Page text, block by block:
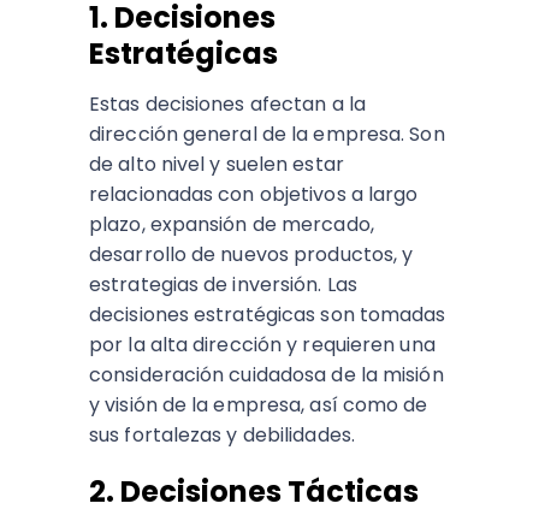
1. Decisiones
Estratégicas
Estas decisiones afectan a la
dirección general de la empresa. Son
de alto nivel y suelen estar
relacionadas con objetivos a largo
plazo, expansión de mercado,
desarrollo de nuevos productos, y
estrategias de inversión. Las
decisiones estratégicas son tomadas
por la alta dirección y requieren una
consideración cuidadosa de la misión
y visión de la empresa, así como de
sus fortalezas y debilidades.
2. Decisiones Tácticas